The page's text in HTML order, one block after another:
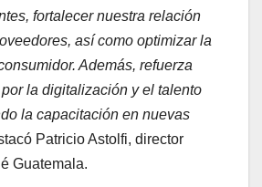
fortalecer nuestra relación
así como optimizar la
Además, refuerza
la digitalización y el talento
la capacitación en nuevas
Patricio Astolfi, director
Guatemala.